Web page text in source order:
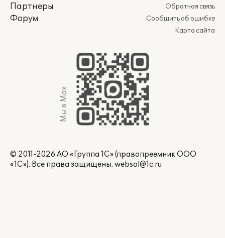
Партнеры
Форум
Обратная связь
Сообщить об ошибке
Карта сайта
Мы в Max
© 2011-2026 АО «Группа 1С» (правопреемник ООО
«1С»). Все права защищены. websol@1c.ru